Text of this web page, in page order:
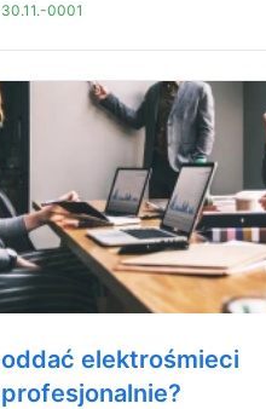
30.11.-0001
oddać elektrośmieci
profesjonalnie?